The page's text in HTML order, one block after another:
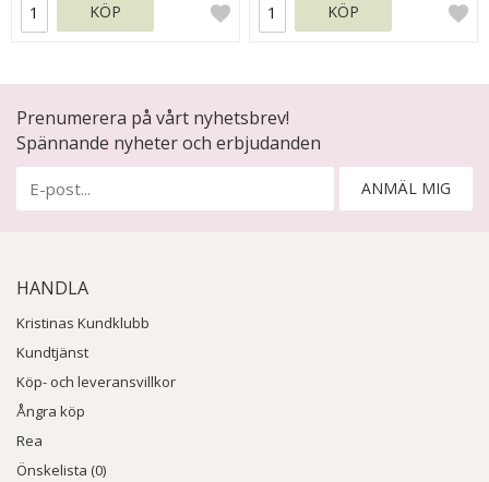
KÖP KÖP
Prenumerera på vårt nyhetsbrev!
Spännande nyheter och erbjudanden
ANMÄL MIG
HANDLA
Kristinas Kundklubb
Kundtjänst
Köp- och leveransvillkor
Ångra köp
Rea
Önskelista (0)